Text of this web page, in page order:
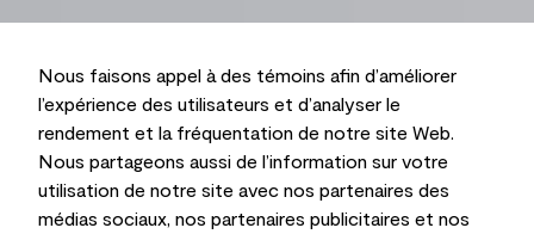
Nous faisons appel à des témoins afin d’améliorer
l’expérience des utilisateurs et d’analyser le
rendement et la fréquentation de notre site Web.
Nous partageons aussi de l’information sur votre
utilisation de notre site avec nos partenaires des
médias sociaux, nos partenaires publicitaires et nos